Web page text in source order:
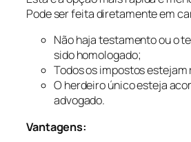
Pode ser feita diretamente em
Não haja testamento ou o
sido homologado;
Todos os impostos
O herdeiro único esteja
advogado.
Vantagens: